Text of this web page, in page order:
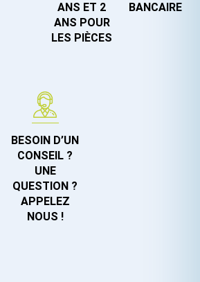
ANS ET 2
ANS POUR
LES PIÈCES
BANCAIRE
BESOIN D’UN
CONSEIL ?
UNE
QUESTION ?
APPELEZ
NOUS !